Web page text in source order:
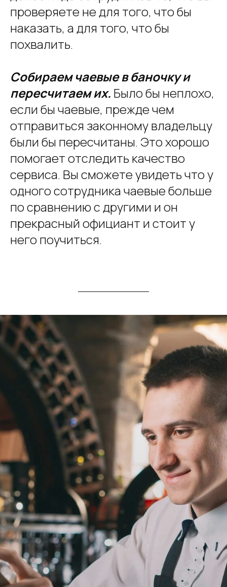
проверяете не для того, что бы
наказать, а для того, что бы
похвалить.
Собираем чаевые в баночку и
пересчитаем их. Было бы неплохо,
если бы чаевые, прежде чем
отправиться законному владельцу
были бы пересчитаны. Это хорошо
помогает отследить качество
сервиса. Вы сможете увидеть что у
одного сотрудника чаевые больше
по сравнению с другими и он
прекрасный официант и стоит у
него поучиться.